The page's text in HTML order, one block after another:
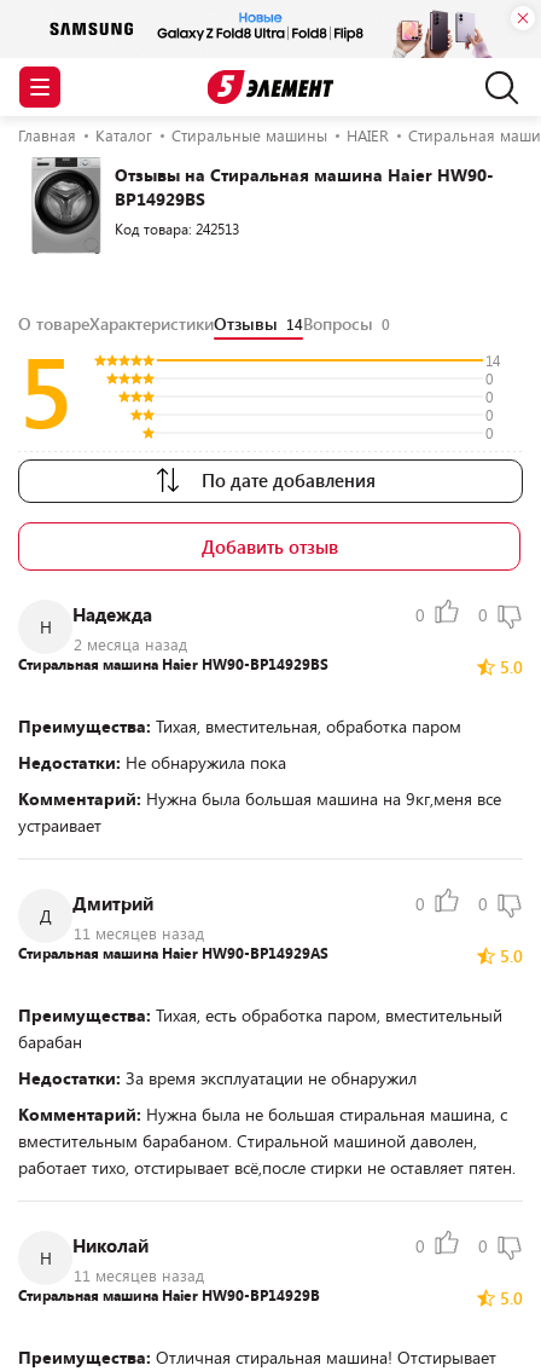
Главная Каталог Стиральные машины HAIER Стиральная
Отзывы на Стиральная машина Haier HW90-
BP14929BS
Код товара: 242513
О товареХарактеристикиОтзывы 14Вопросы 0
5
14
0
0
0
0
По дате добавления
Добавить отзыв
Н
Надежда
2 месяца назад
0 0
5.0
Стиральная машина Haier HW90-BP14929BS
Преимущества: Тихая, вместительная, обработка паром
Недостатки: Не обнаружила пока
Комментарий: Нужна была большая машина на 9кг,меня все
устраивает
Д
Дмитрий
11 месяцев назад
0 0
5.0
Стиральная машина Haier HW90-BP14929AS
Преимущества: Тихая, есть обработка паром, вместительный
барабан
Недостатки: За время эксплуатации не обнаружил
Комментарий: Нужна была не большая стиральная машина, с
вместительным барабаном. Стиральной машиной даволен,
работает тихо, отстирывает всё,после стирки не оставляет пятен.
Н
Николай
11 месяцев назад
0 0
5.0
Стиральная машина Haier HW90-BP14929B
Преимущества: Отличная стиральная машина! Отстирывает